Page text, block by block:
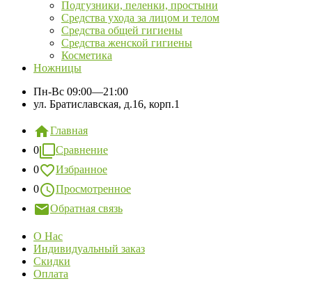
Подгузники, пеленки, простыни
Средства ухода за лицом и телом
Средства общей гигиены
Средства женской гигиены
Косметика
Ножницы
Пн-Вс 09:00—21:00
ул. Братиславская, д.16, корп.1
Главная
0
Сравнение
0
Избранное
0
Просмотренное
Обратная связь
О Нас
Индивидуальный заказ
Скидки
Оплата